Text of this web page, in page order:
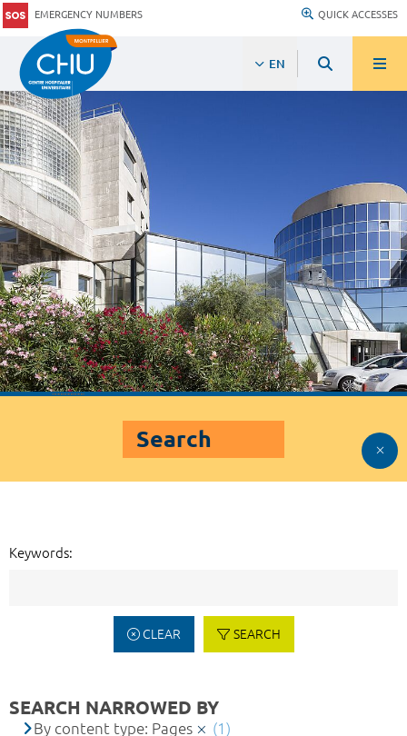
EMERGENCY NUMBERS QUICK ACCESSES
EN
Search
Keywords:
CLEAR SEARCH
SEARCH NARROWED BY
By content type: Pages
(1)